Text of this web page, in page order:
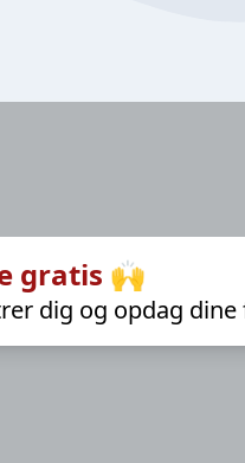
gratis 🙌
dig og opdag